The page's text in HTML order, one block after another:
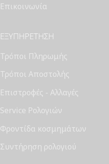
Επικοινωνία
ΕΞΥΠΗΡΈΤΗΣΗ
Τρόποι Πληρωμής
Τρόποι Αποστολής
Επιστροφές - Αλλαγές
Service Ρολογιών
Φροντίδα κοσμημάτων
Συντήρηση ρολογιού